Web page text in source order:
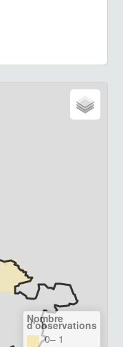
Nombre
d'observations
0– 1